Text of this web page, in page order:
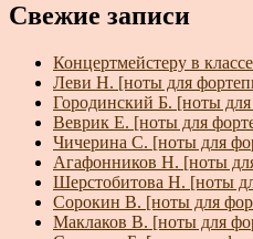
Свежие записи
Концертмейстеру в
Леви Н. [ноты для
Городинский Б. [ноты
Веврик Е. [ноты для
Чичерина С. [ноты для
Агафонников Н. [ноты
Шерстобитова Н. [ноты
Сорокин В. [ноты для
Маклаков В. [ноты для